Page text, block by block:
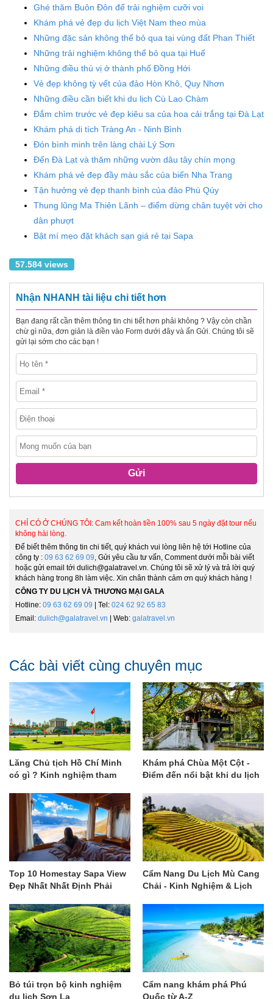
Ghé thăm Buôn Đôn để trải nghiệm cưỡi voi
Khám phá vẻ đẹp du lịch Việt Nam theo mùa
Những đặc sản không thể bỏ qua tại vùng đất Phan Thiết
Những trải nghiệm không thể bỏ qua tại Huế
Những điều thú vị ở thành phố Đồng Hới
Vẻ đẹp không tỳ vết của đảo Hòn Khô, Quy Nhơn
Những điều cần biết khi du lịch Cù Lao Chàm
Đắm chìm trước vẻ đẹp kiêu sa của hoa cải trắng tại Đà Lạt
Khám phá di tích Tràng An - Ninh Bình
Đón bình minh trên làng chài Lý Sơn
Đến Đà Lạt và thăm những vườn dâu tây chín mọng
Khám phá vẻ đẹp đầy màu sắc của biển Nha Trang
Tận hưởng vẻ đẹp thanh bình của đảo Phú Qúy
Thung lũng Ma Thiên Lãnh – điểm dừng chân tuyệt vời cho
dân phượt
Bật mí mẹo đặt khách sạn giá rẻ tại Sapa
57.584 views
Nhận NHANH tài liệu chi tiết hơn
Bạn đang rất cần thêm thông tin chi tiết hơn phải không ? Vậy còn chần
chừ gì nữa, đơn giản là điền vào Form dưới đây và ấn Gửi. Chúng tôi sẽ
gửi lại sớm cho các bạn !
Gửi
CHỈ CÓ Ở CHÚNG TÔI: Cam kết hoàn tiền 100% sau 5 ngày đặt tour nếu
không hài lòng.
Để biết thêm thông tin chi tiết, quý khách vui lòng liên hệ tới Hotline của
công ty : 09 63 62 69 09 , Gửi yêu cầu tư vấn, Comment dưới mỗi bài viết
hoặc gửi email tới dulich@galatravel.vn. Chúng tôi sẽ xử lý và trả lời quý
khách hàng trong 8h làm việc. Xin chân thành cảm ơn quý khách hàng !
CÔNG TY DU LỊCH VÀ THƯƠNG MẠI GALA
Hotline: 09 63 62 69 09 | Tel: 024 62 92 65 83
Email: dulich@galatravel.vn | Web: galatravel.vn
Các bài viết cùng chuyên mục
Lăng Chủ tịch Hồ Chí Minh
có gì ? Kinh nghiệm tham
Khám phá Chùa Một Cột -
Điểm đến nổi bật khi du lịch
Top 10 Homestay Sapa View
Đẹp Nhất Nhất Định Phải
Cẩm Nang Du Lịch Mù Cang
Chải - Kinh Nghiệm & Lịch
Bỏ túi trọn bộ kinh nghiệm
du lịch Sơn La
Cẩm nang khám phá Phú
Quốc từ A-Z